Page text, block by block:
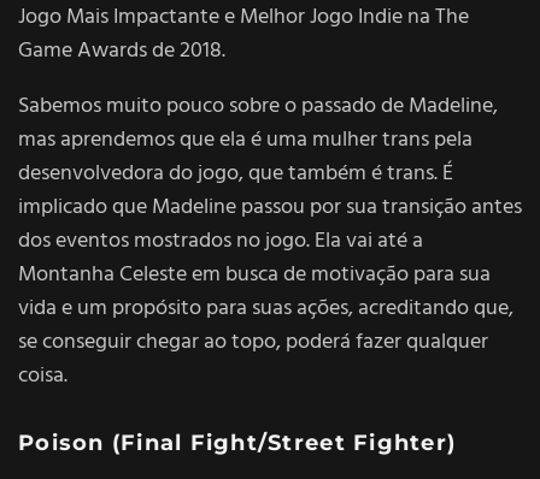
Jogo Mais Impactante e Melhor Jogo Indie na The
Game Awards de 2018.
Sabemos muito pouco sobre o passado de Madeline,
mas aprendemos que ela é uma mulher transpela
desenvolvedora do jogo, que também é trans. É
implicado que Madeline passou por sua transição antes
dos eventos mostrados no jogo. Ela vai até a
Montanha Celeste em busca de motivação para sua
vida e um propósito para suas ações, acreditando que,
se conseguir chegar ao topo, poderá fazer qualquer
coisa.
Poison (Final Fight/Street Fighter)